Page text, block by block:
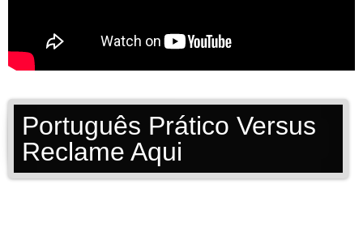
Português Prático Versus
Reclame Aqui